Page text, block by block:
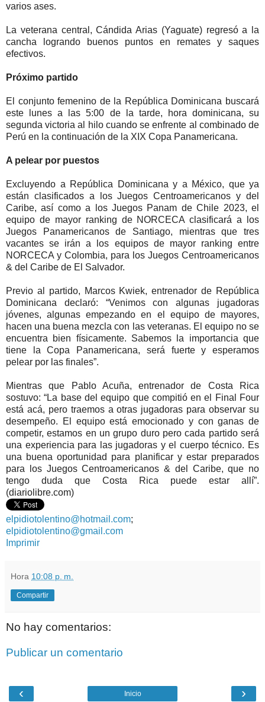
varios ases.
La veterana central, Cándida Arias (Yaguate) regresó a la
cancha logrando buenos puntos en remates y saques
efectivos.
Próximo partido
El conjunto femenino de la República Dominicana buscará
este lunes a las 5:00 de la tarde, hora dominicana, su
segunda victoria al hilo cuando se enfrente al combinado de
Perú en la continuación de la XIX Copa Panamericana.
A pelear por puestos
Excluyendo a República Dominicana y a México, que ya
están clasificados a los Juegos Centroamericanos y del
Caribe, así como a los Juegos Panam de Chile 2023, el
equipo de mayor ranking de NORCECA clasificará a los
Juegos Panamericanos de Santiago, mientras que tres
vacantes se irán a los equipos de mayor ranking entre
NORCECA y Colombia, para los Juegos Centroamericanos
& del Caribe de El Salvador.
Previo al partido, Marcos Kwiek, entrenador de República
Dominicana declaró: “Venimos con algunas jugadoras
jóvenes, algunas empezando en el equipo de mayores,
hacen una buena mezcla con las veteranas. El equipo no se
encuentra bien físicamente. Sabemos la importancia que
tiene la Copa Panamericana, será fuerte y esperamos
pelear por las finales”.
Mientras que Pablo Acuña, entrenador de Costa Rica
sostuvo: “La base del equipo que compitió en el Final Four
está acá, pero traemos a otras jugadoras para observar su
desempeño. El equipo está emocionado y con ganas de
competir, estamos en un grupo duro pero cada partido será
una experiencia para las jugadoras y el cuerpo técnico. Es
una buena oportunidad para planificar y estar preparados
para los Juegos Centroamericanos & del Caribe, que no
tengo duda que Costa Rica puede estar allí”.
(diariolibre.com)
elpidiotolentino@hotmail.com;
elpidiotolentino@gmail.com
Imprimir
Hora 10:08 p. m.
Compartir
No hay comentarios:
Publicar un comentario
‹ ›
Inicio